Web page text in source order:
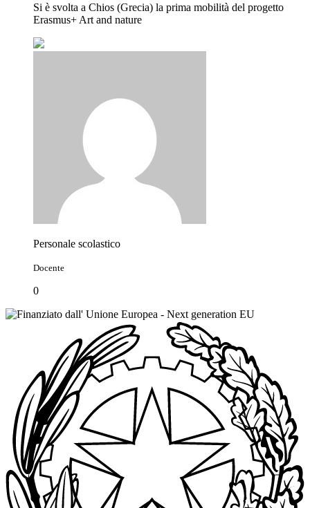
Si è svolta a Chios (Grecia) la prima mobilità del progetto
Erasmus+ Art and nature
Personale scolastico
Docente
0